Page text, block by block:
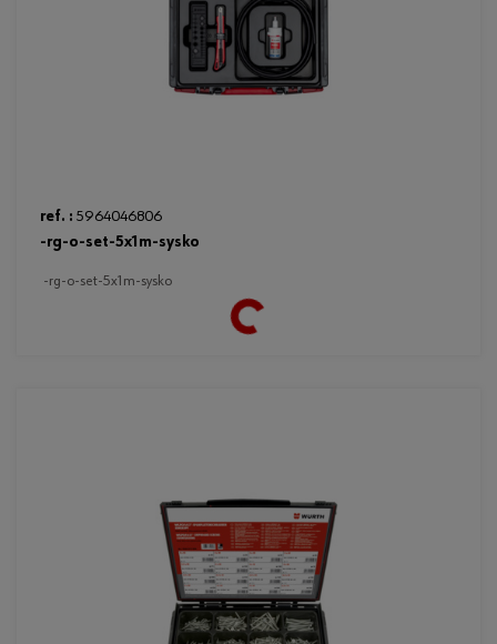
ref. : 5964046806
-rg-o-set-5x1m-sysko
-rg-o-set-5x1m-sysko
Loading...